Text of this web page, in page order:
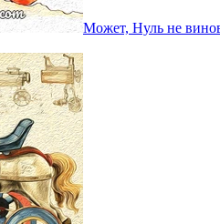
Может, Нуль не